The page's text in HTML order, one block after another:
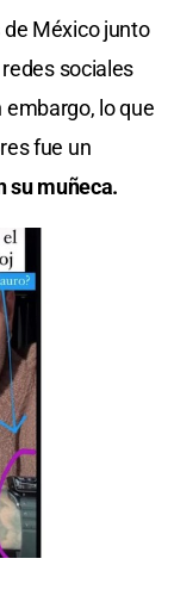
México junto
sociales
lo que
fue un
su muñeca.